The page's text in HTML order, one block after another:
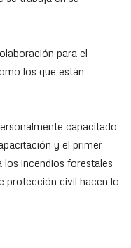
para el
los que están
capacitado
y el primer
incendios forestales
protección civil hacen lo